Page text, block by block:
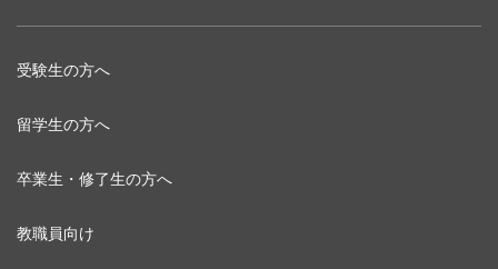
受験生の方へ
留学生の方へ
卒業生・修了生の方へ
教職員向け